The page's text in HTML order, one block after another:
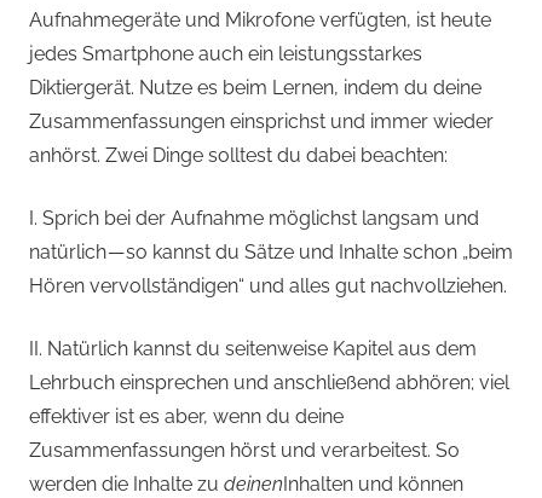
Aufnahmegeräte und Mikrofone verfügten, ist heute
jedes Smartphone auch ein leistungsstarkes
Diktiergerät. Nutze es beim Lernen, indem du deine
Zusammenfassungen einsprichst und immer wieder
anhörst. Zwei Dinge solltest du dabei beachten:
I. Sprich bei der Aufnahme möglichst langsam und
natürlich — so kannst du Sätze und Inhalte schon „beim
Hören vervollständigen“ und alles gut nachvollziehen.
II. Natürlich kannst du seitenweise Kapitel aus dem
Lehrbuch einsprechen und anschließend abhören; viel
effektiver ist es aber, wenn du deine
Zusammenfassungen hörst und verarbeitest. So
werden die Inhalte zu deinenInhalten und können